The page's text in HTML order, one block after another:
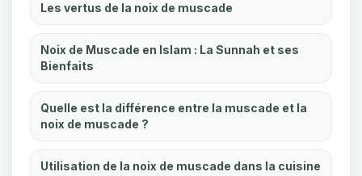
Les vertus de la noix de muscade
Noix de Muscade en Islam : La Sunnah et ses
Bienfaits
Quelle est la différence entre la muscade et la
noix de muscade ?
Utilisation de la noix de muscade dans la cuisine